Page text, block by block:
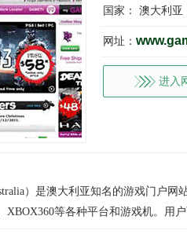
国家： 澳大利亚
网址：
进入
）是澳大利亚知名的游戏门户
XBOX360等各种平台和游戏机。用